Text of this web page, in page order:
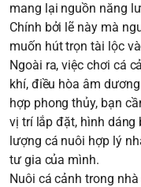
mang lại nguồn năng
Chính bởi lẽ này mà
muốn hút trọn tài lộc
Ngoài ra, việc chơi cá
khí, điều hòa âm
hợp phong thủy, bạn
vị trí lắp đặt, hình dáng
lượng cá nuôi hợp lý
tư gia của mình.
Nuôi cá cảnh trong